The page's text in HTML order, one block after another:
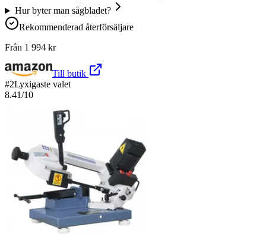
Hur byter man sågbladet?
Rekommenderad återförsäljare
Från 1 994 kr
Till butik
#2Lyxigaste valet
8.41/10